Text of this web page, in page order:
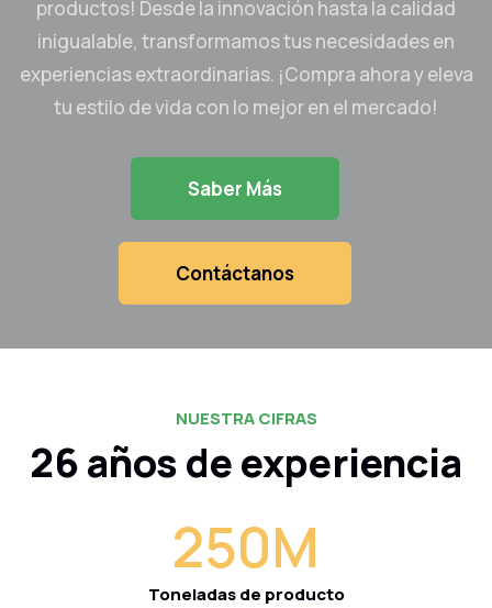
productos! Desde la innovación hasta la calidad
inigualable, transformamos tus necesidades en
experiencias extraordinarias. ¡Compra ahora y eleva
tu estilo de vida con lo mejor en el mercado!
Saber Más
Contáctanos
NUESTRA CIFRAS
26 años de experiencia
250M
Toneladas de producto